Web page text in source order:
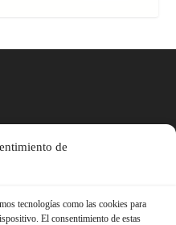
de
tecnologías como las cookies para
El consentimiento de estas